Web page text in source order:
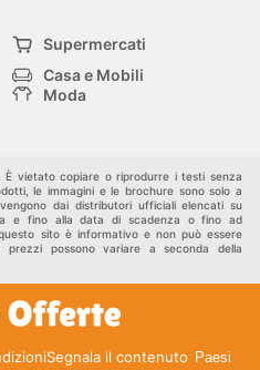
Supermercati
Casa e Mobili
Moda
vietato copiare o riprodurre i testi senza
le immagini e le brochure sono solo a
dai distributori ufficiali elencati su
e fino alla data di scadenza o fino ad
sito è informativo e non può essere
possono variare a seconda della
Segnala il contenuto Paesi